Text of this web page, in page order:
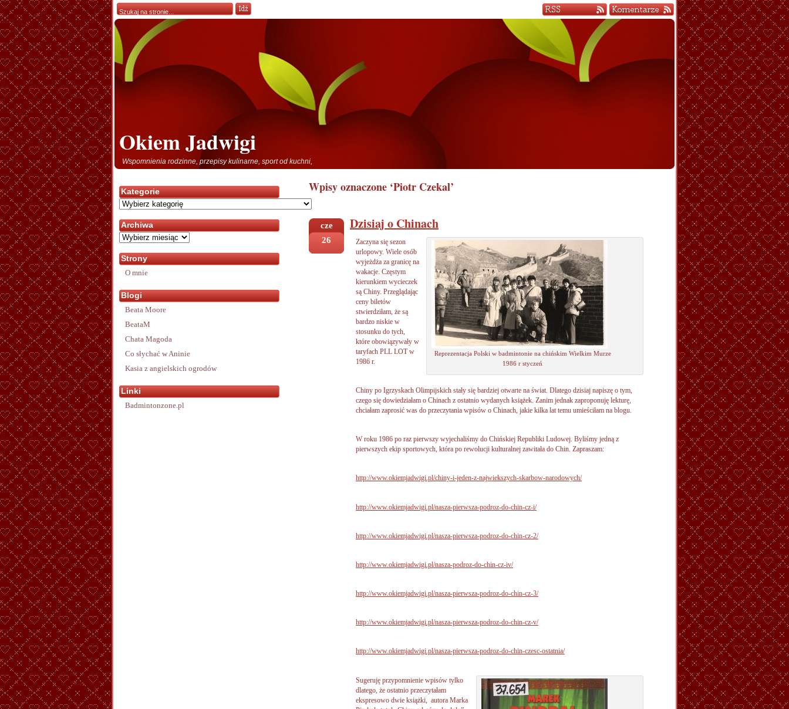
Okiem Jadwigi
Wspomnienia rodzinne, przepisy kulinarne, sport od kuchni,
Wpisy oznaczone ‘Piotr Czekal’
cze
26
Dzisiaj o Chinach
Reprezentacja Polski w badmintonie na chińskim Wielkim Murze
1986 r styczeń
Zaczyna się sezon
urlopowy. Wiele osób
wyjeżdża za granicę na
wakacje. Częstym
kierunkiem wycieczek
są Chiny. Przeglądając
ceny biletów
stwierdziłam, że są
bardzo niskie w
stosunku do tych,
które obowiązywały w
taryfach PLL LOT w
1986 r.
Chiny po Igrzyskach Olimpijskich stały się bardziej otwarte na świat. Dlatego dzisiaj napiszę o tym,
czego się dowiedziałam o Chinach z ostatnio wydanych książek. Zanim jednak zaproponuję lekturę,
chciałam zaprosić was do przeczytania wpisów o Chinach, jakie kilka lat temu umieściłam na blogu.
W roku 1986 po raz pierwszy wyjechaliśmy do Chińskiej Republiki Ludowej. Byliśmy jedną z
pierwszych ekip sportowych, która po rewolucji kulturalnej zawitała do Chin. Zapraszam:
http://www.okiemjadwigi.pl/chiny-i-jeden-z-najwiekszych-skarbow-narodowych/
http://www.okiemjadwigi.pl/nasza-pierwsza-podroz-do-chin-cz-i/
http://www.okiemjadwigi.pl/nasza-pierwsza-podroz-do-chin-cz-2/
http://www.okiemjadwigi.pl/nasza-podroz-do-chin-cz-iv/
http://www.okiemjadwigi.pl/nasza-pierwsza-podroz-do-chin-cz-3/
http://www.okiemjadwigi.pl/nasza-pierwsza-podroz-do-chin-cz-v/
http://www.okiemjadwigi.pl/nasza-pierwsza-podroz-do-chin-czesc-ostatnia/
Sugeruję przypomnienie wpisów tylko
dlatego, że ostatnio przeczytałam
ekspresowo dwie książki, autora Marka
Kategorie
Kategorie
Archiwa
Archiwa
Strony
O mnie
Blogi
Beata Moore
BeataM
Chata Magoda
Co słychać w Aninie
Kasia z angielskich ogrodów
Linki
Badmintonzone.pl